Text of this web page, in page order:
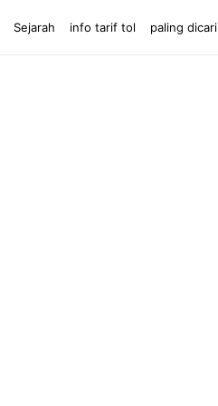
Sejarah info tarif tol paling dicari